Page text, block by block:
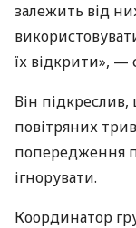
залежить від
їх відкрити», —
Він
повітряних
попередження
ігнорувати.
Координатор